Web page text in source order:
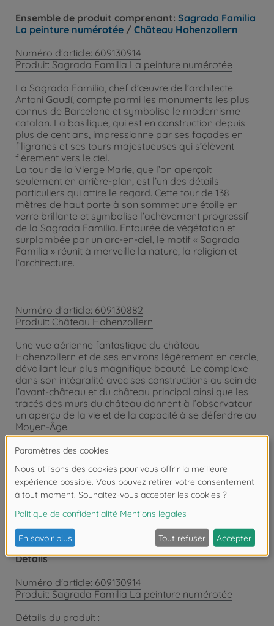
Ensemble de produit comprenant: Sagrada Familia
La peinture numérotée / Château Hohenzollern
Numéro d'article: 609130914
Produit: Sagrada Familia La peinture numérotée
La Sagrada Familia, chef d’œuvre de l’architecte
Antoni Gaudí, compte parmi les monuments les plus
connus de Barcelone et symbolise le modernisme
catalan. La basilique, qui est en construction depuis
plus de cent ans, impressionne par ses façades en
filigranes et ses tours majestueuses qui s’élèvent
fièrement vers le ciel.
La tour de la Vierge Marie, que l’on aperçoit
seulement en arrière-plan, est l’un des détails
particuliers qui attire le regard. Cette tour de 138
mètres de haut porte à son sommet une étoile en
verre brillante et symbolise l’achèvement progressif
de la Sagrada Familia. Entourée de végétation et
surplombée par un arc-en-ciel, le motif « Sagrada
Familia » réunit à merveille la nature, la religion et
l’architecture.
Numéro d'article: 609130882
Produit: Château Hohenzollern
Une vue aérienne fantastique du château
Hohenzollern et de ses environs légèrement en cercle,
dévoilant leur plus magnifique beauté. Le complexe
dans son intégralité avec ses constructions au sein de
l’avant-château et du château principal ainsi que les
tracés des murs du château donnent à l’observateur
un aperçu de la vie et de la capacité à se défendre au
Moyen-Âge.
Attention !Ne convient pas aux enfants de moins de
14 ans.
Détails
Numéro d'article: 609130914
Produit: Sagrada Familia La peinture numérotée
Détails du produit :